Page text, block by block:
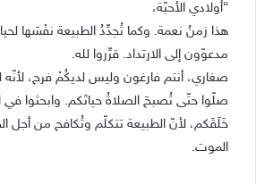
“أولادي الأحبّة،
هذا زمنُ نعمة. وكما تُجدِّدُ الطبيعة نفْسَها
مدعوّون إلى الارتداد. قرِّروا لله.
صغاري، أنتم فارغون وليس لديكُمْ فرح، لأنّه
صلّوا حتّى تُصبحَ الصلاةُ حياتَكم. وابحثوا في
خَلَقَكم، لأنّ الطبيعة تتكلّم وتُكافح من أجل
الموت.